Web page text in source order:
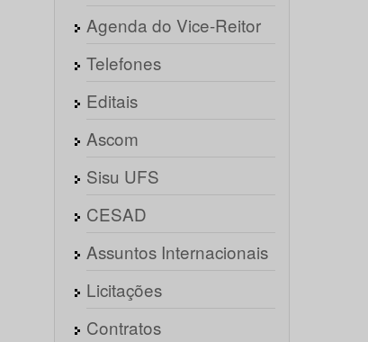
Agenda do Vice-Reitor
Telefones
Editais
Ascom
Sisu UFS
CESAD
Assuntos Internacionais
Licitações
Contratos